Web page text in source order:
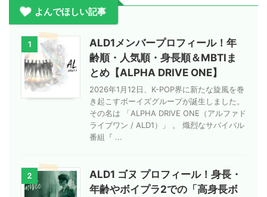
よんでほしい記事
1
ALD1メンバープロフィール！年
齢順・人気順・身長順＆MBTIま
とめ【ALPHA DRIVE ONE】
2026年1月12日、K-POP界に新たな旋風を巻
き起こすボーイズグループが誕生しました。
その名は 「ALPHA DRIVE ONE（アルファド
ライブワン / ALD1）」 。 熾烈なサバイバル
番組『 ...
2
ALD1 ゴヌ プロフィール！身長・
年齢やボイプラ2での「高身長ボ